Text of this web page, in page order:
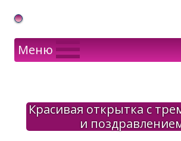
Gif Открытки в подарок
Меню
Красивая открытка с
и